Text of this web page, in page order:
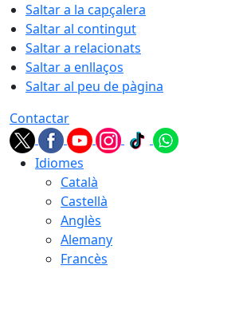
Saltar a la capçalera
Saltar al contingut
Saltar a relacionats
Saltar a enllaços
Saltar al peu de pàgina
Contactar
Idiomes
Català
Castellà
Anglès
Alemany
Francès